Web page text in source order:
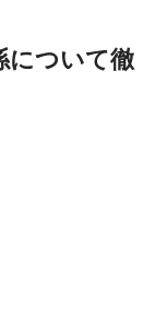
について徹